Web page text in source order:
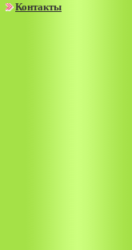
Контакты